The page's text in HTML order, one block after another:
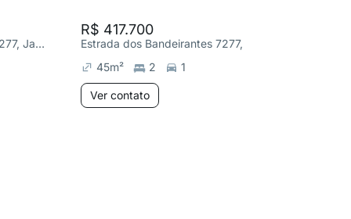
Estrada dos Bandeirantes 7277, Jacarepaguá
R$ 417.700
45m² 2 1
Ver contato